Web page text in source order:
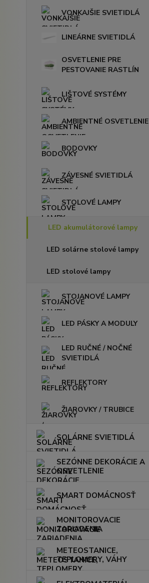
VONKAJŠIE SVIETIDLÁ
LINEÁRNE SVIETIDLÁ
OSVETLENIE PRE
PESTOVANIE RASTLÍN
LIŠTOVÉ SYSTÉMY
AMBIENTNÉ OSVETLENIE
BODOVKY
ZÁVESNÉ SVIETIDLÁ
STOLOVÉ LAMPY
LED akumulátorové lampy
LED solárne stolové lampy
LED stolové lampy
STOJANOVÉ LAMPY
LED PÁSKY A MODULY
LED RUČNÉ / NOČNÉ
SVIETIDLÁ
REFLEKTORY
ŽIAROVKY / TRUBICE
SOLÁRNE SVIETIDLÁ
SEZÓNNE DEKORÁCIE A
OSVETLENIE
SMART DOMÁCNOSŤ
MONITOROVACIE
ZARIADENIA
METEOSTANICE,
TEPLOMERY, VÁHY